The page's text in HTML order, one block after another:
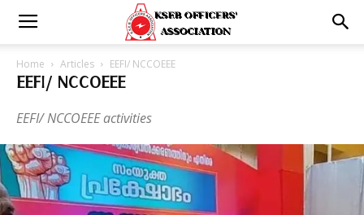
Home Articles EEFI/ NCCOEEE
EEFI/ NCCOEEE
EEFI/ NCCOEEE activities